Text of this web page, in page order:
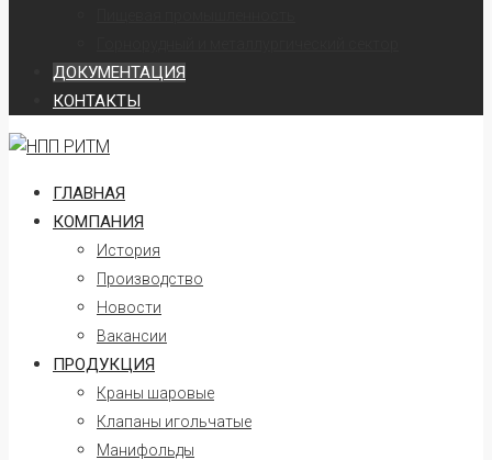
ДОКУМЕНТАЦИЯ
КОНТАКТЫ
ГЛАВНАЯ
КОМПАНИЯ
История
Производство
Новости
Вакансии
ПРОДУКЦИЯ
Краны шаровые
Клапаны игольчатые
Манифольды